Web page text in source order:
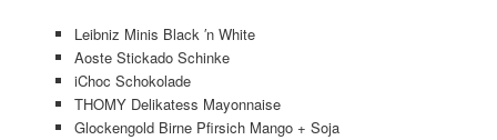
Leibniz Minis Black ′n White
Aoste Stickado Schinke
iChoc Schokolade
THOMY Delikatess Mayonnaise
Glockengold Birne Pfirsich Mango + Soja